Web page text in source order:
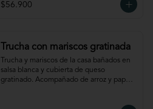
$56.900
Trucha con mariscos gratinada
Trucha y mariscos de la casa bañados en
salsa blanca y cubierta de queso
gratinado. Acompañado de arroz y papá a